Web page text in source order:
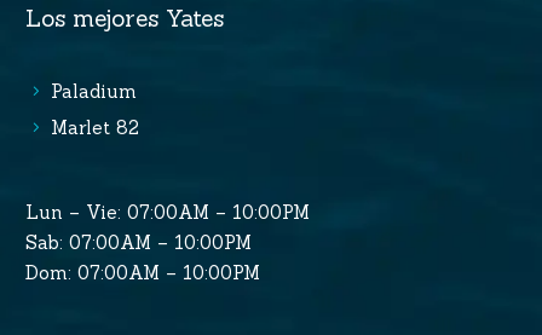
Los mejores Yates
Paladium
Marlet 82
Lun – Vie: 07:00AM – 10:00PM
Sab: 07:00AM – 10:00PM
Dom: 07:00AM – 10:00PM